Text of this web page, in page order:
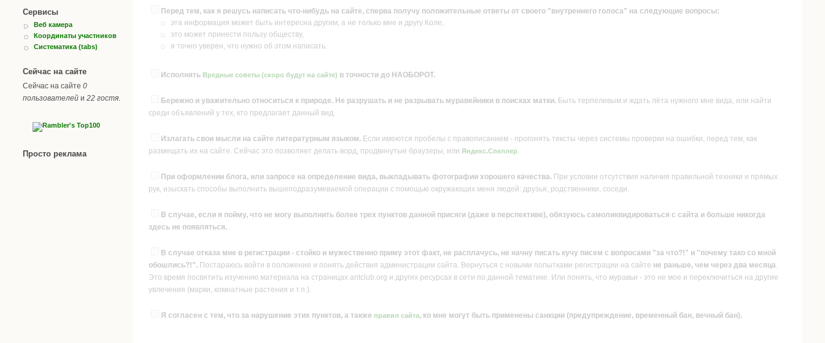
Сервисы
Веб камера
Координаты участников
Систематика (tabs)
Сейчас на сайте
Сейчас на сайте 0
пользователей и 22 гостя.
Просто реклама
Перед тем, как я решусь написать что-нибудь на сайте, сперва получу положительные ответы от своего "внутреннего голоса" на следующие вопросы:
эта информация может быть интересна другим, а не только мне и другу Коле,
это может принести пользу обществу,
я точно уверен, что нужно об этом написать.
Исполнять Вредные советы (скоро будут на сайте) в точности до НАОБОРОТ.
Бережно и уважительно относиться к природе. Не разрушать и не разрывать муравейники в поисках матки. Быть терпеливым и ждать лёта нужного мне вида, или найти
среди объявлений у тех, кто предлагает данный вид.
Излагать свои мысли на сайте литературным языком. Если имеются пробелы с правописанием - прогонять тексты через системы проверки на ошибки, перед тем, как
размещать их на сайте. Сейчас это позволяет делать ворд, продвинутые браузеры, или Яндекс.Спеллер.
При оформлении блога, или запросе на определение вида, выкладывать фотографии хорошего качества. При условии отсутствия наличия правильной техники и прямых
рук, изыскать способы выполнить вышеподразумеваемой операции с помощью окружающих меня людей: друзья, родственники, соседи.
В случае, если я пойму, что не могу выполнить более трех пунктов данной присяги (даже в перспективе), обязуюсь самоликвидироваться с сайта и больше никогда
здесь не появляться.
В случае отказа мне в регистрации - стойко и мужественно приму этот факт, не расплачусь, не начну писать кучу писем с вопросами "за что?!" и "почему тако со мной
обошлись?!". Постараюсь войти в положение и понять действия администрации сайта. Вернуться с новыми попытками регистрации на сайте не раньше, чем через два месяца.
Это время посвятить изучению материала на страницах antclub.org и других ресурсах в сети по данной тематике. Или понять, что муравьи - это не мое и переключиться на другие
увлечения (марки, комнатные растения и т.п.).
Я согласен с тем, что за нарушение этих пунктов, а также правил сайта, ко мне могут быть применены санкции (предупреждение, временный бан, вечный бан).